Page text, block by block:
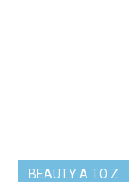
BEAUTY A TO Z